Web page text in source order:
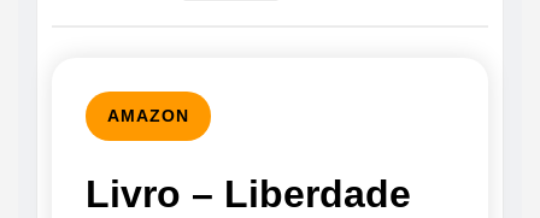
AMAZON
Livro – Liberdade